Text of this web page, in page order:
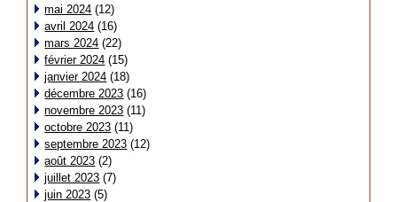
mai 2024 (12)
avril 2024 (16)
mars 2024 (22)
février 2024 (15)
janvier 2024 (18)
décembre 2023 (16)
novembre 2023 (11)
octobre 2023 (11)
septembre 2023 (12)
août 2023 (2)
juillet 2023 (7)
juin 2023 (5)